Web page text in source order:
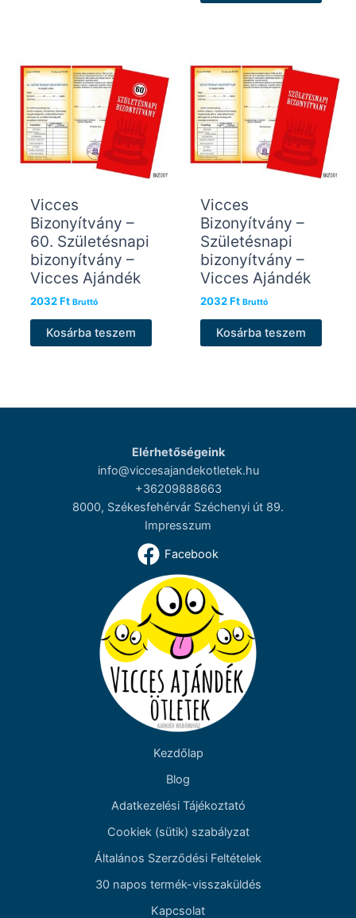
Vicces
Bizonyítvány –
60. Születésnapi
bizonyítvány –
Vicces Ajándék
2032Ft Bruttó
Kosárba teszem
Vicces
Bizonyítvány –
Születésnapi
bizonyítvány –
Vicces Ajándék
2032Ft Bruttó
Kosárba teszem
Elérhetőségeink
info@viccesajandekotletek.hu
+36209888663
8000, Székesfehérvár Széchenyi út 89.
Impresszum
Facebook
Kezdőlap
Blog
Adatkezelési Tájékoztató
Cookiek (sütik) szabályzat
Általános Szerződési Feltételek
30 napos termék-visszaküldés
Kapcsolat